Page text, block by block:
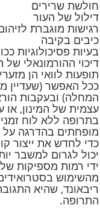
חולשת שרירים
דילול של העור
רגישות מוגברת
כיבים בקיבה
בעיות פסיכולוגיות
דיכוי ההורמונאלי של
תופעות לוואי הן
ככל האפשר (שעדיין
המחלה) ובעקבות
עצמית של המינון,
בתרופה ללא לוח
מופחתים בהדרגה על
כדי לחדש את ייצור
יכול לגרום למשבר
ידי רמות מספיקות
מהשימוש
ריבאונד, שהיא
התרופה.